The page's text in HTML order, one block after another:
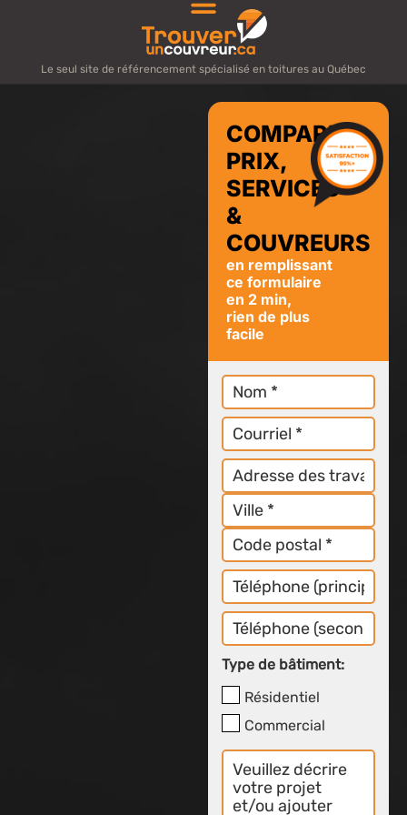
Le seul site de référencement spécialisé en toitures au Québec
COMPAREZ
PRIX,
SERVICES
&
COUVREURS
en remplissant
ce formulaire
en 2 min,
rien de plus
facile
Nom
Courriel
Adresse
Téléphone
Principal
Téléphone
Secondaire
Type de bâtiment:
Résidentiel
Commercial
Décrivez
les
détails